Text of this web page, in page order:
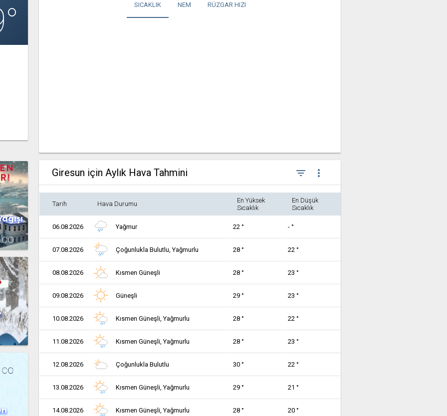
SICAKLIK NEM RÜZGAR HIZI
Giresun için Aylık Hava Tahmini filter_list more_vert
Tarih Hava Durumu
En Yüksek
Sıcaklık
En Düşük
Sıcaklık
06.08.2026 Yağmur 22 ° - °
07.08.2026 Çoğunlukla Bulutlu, Yağmurlu 28 ° 22 °
08.08.2026 Kısmen Güneşli 28 ° 23 °
09.08.2026 Güneşli 29 ° 23 °
10.08.2026 Kısmen Güneşli, Yağmurlu 28 ° 22 °
11.08.2026 Kısmen Güneşli, Yağmurlu 28 ° 23 °
12.08.2026 Çoğunlukla Bulutlu 30 ° 22 °
13.08.2026 Kısmen Güneşli, Yağmurlu 29 ° 21 °
14.08.2026 Kısmen Güneşli, Yağmurlu 28 ° 20 °